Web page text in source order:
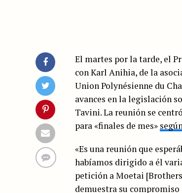
El martes por la tarde, el
con Karl Anihia, de la
Union Polynésienne du
avances en la legislación
Tavini. La reunión se
para «finales de mes»
«Es una reunión que
habíamos dirigido a él
petición a Moetai
demuestra su compromiso